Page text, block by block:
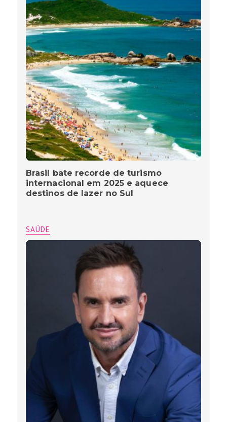
Brasil bate recorde de turismo
internacional em 2025 e aquece
destinos de lazer no Sul
SAÚDE